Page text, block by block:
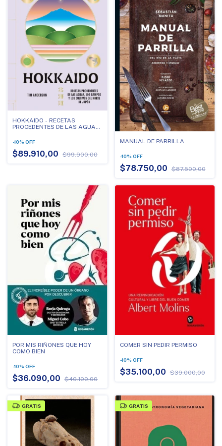
HOKKAIDO - RECETAS
PROCEDENTES DE LAS AGUAS
DEL NORTE DE JAPON
-10% OFF
$89.910,00 $99.900,00
MANUAL DE PARRILLA
-10% OFF
$78.750,00 $87.500,00
POR MIS RIÑONES QUE HOY
COMO BIEN
-10% OFF
$36.090,00 $40.100,00
COMER SIN PEDIR PERMISO
-10% OFF
$35.100,00 $39.000,00
GRATIS GRATIS